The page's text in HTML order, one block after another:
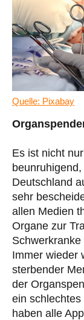
Quelle: Pixabay
Es ist nicht
Deutschland
sehr
allen Medien
Organe zur
Immer wieder
sterbender
der
ein
haben alle